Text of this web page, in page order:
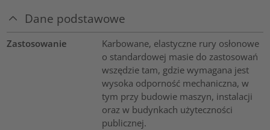
Dane podstawowe
Zastosowanie
Karbowane, elastyczne rury osłonowe
o standardowej masie do zastosowań
wszędzie tam, gdzie wymagana jest
wysoka odporność mechaniczna, w
tym przy budowie maszyn, instalacji
oraz w budynkach użyteczności
publicznej.